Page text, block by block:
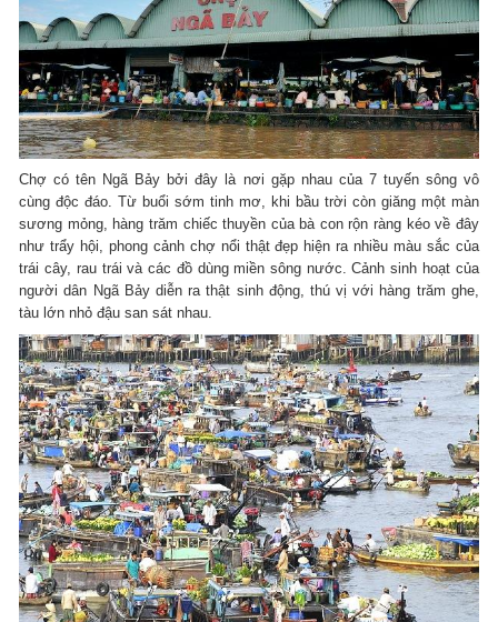
Chợ có tên Ngã Bảy bởi đây là nơi gặp nhau của 7 tuyến sông vô
cùng độc đáo. Từ buổi sớm tinh mơ, khi bầu trời còn giăng một màn
sương mỏng, hàng trăm chiếc thuyền của bà con rộn ràng kéo về đây
như trẩy hội, phong cảnh chợ nổi thật đẹp hiện ra nhiều màu sắc của
trái cây, rau trái và các đồ dùng miền sông nước. Cảnh sinh hoạt của
người dân Ngã Bảy diễn ra thật sinh động, thú vị với hàng trăm ghe,
tàu lớn nhỏ đậu san sát nhau.